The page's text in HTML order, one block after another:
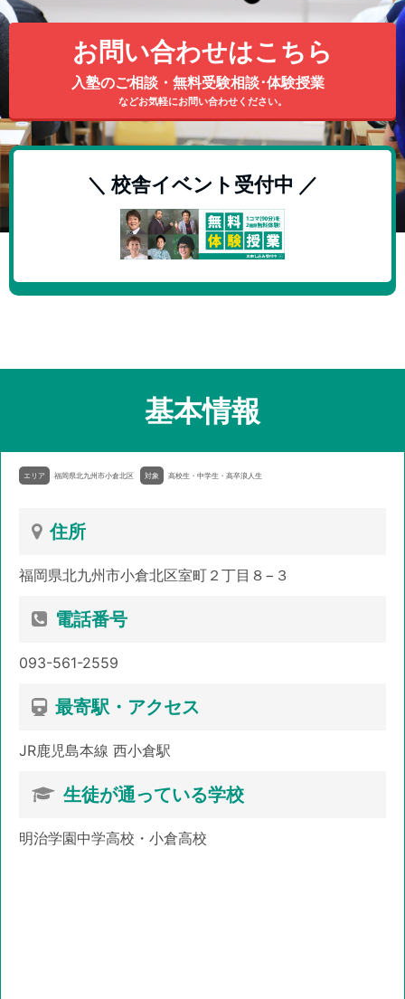
お問い合わせはこちら
入塾のご相談・無料受験相談･体験授業
などお気軽にお問い合わせください。
＼ 校舎イベント受付中 ／
基本情報
エリア 福岡県北九州市小倉北区 対象 高校生・中学生・高卒浪人生
住所
福岡県北九州市小倉北区室町２丁目８−３
電話番号
093-561-2559
最寄駅・アクセス
JR鹿児島本線 西小倉駅
生徒が通っている学校
明治学園中学高校・小倉高校